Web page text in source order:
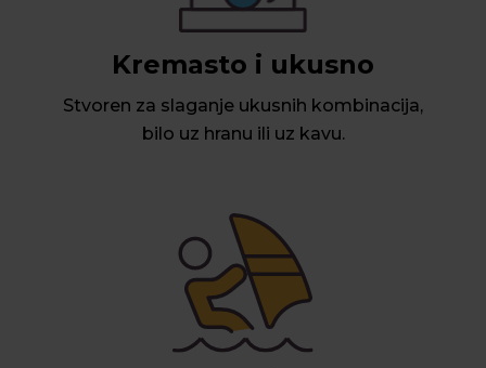
Kremasto i ukusno
Stvoren za slaganje ukusnih kombinacija,
bilo uz hranu ili uz kavu.